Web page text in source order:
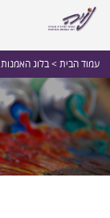
עמוד הבית >בלוג האמנות